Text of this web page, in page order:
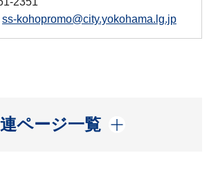
ss-kohopromo@city.yokohama.lg.jp
ページ一覧
開く